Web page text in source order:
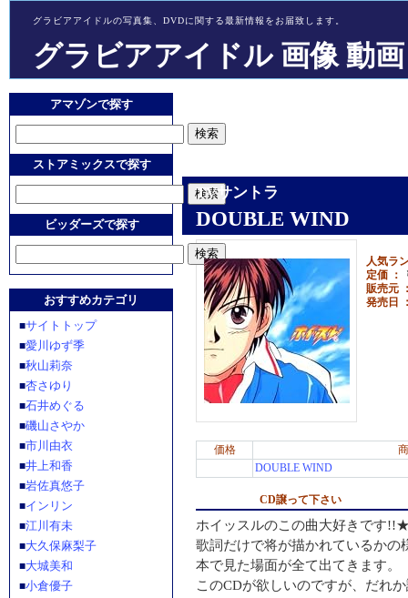
グラビアアイドルの写真集、DVDに関する最新情報をお届致します。
グラビアアイドル 画像 動
アマゾンで探す
ストアミックスで探す
ビッダーズで探す
おすすめカテゴリ
■サイトトップ
■愛川ゆず季
■秋山莉奈
■杏さゆり
■石井めぐる
■磯山さやか
■市川由衣
■井上和香
■岩佐真悠子
■インリン
■江川有未
■大久保麻梨子
■大城美和
■小倉優子
TVサントラ
DOUBLE WIND
人気ラ
定価 ：
販売元
発売日
価格
DOUBLE WIND
CD譲って下さい
ホイッスルのこの曲大好きです
歌詞だけで将が描かれているかの
本で見た場面が全て出てきます。
このCDが欲しいのですが、だれ